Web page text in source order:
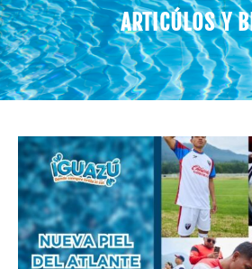
ARTICÚLOS Y